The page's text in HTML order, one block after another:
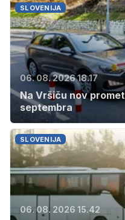
SLOVENIJA
06. 08. 2026 18.17
Na Vršiču nov
septembra
SLOVENIJA
06. 08. 2026 15.42